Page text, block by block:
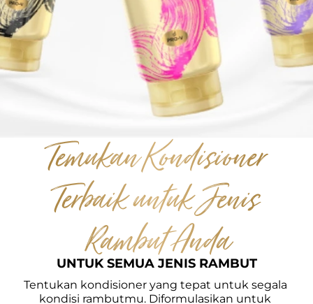
Temukan Kondisioner
Terbaik untuk Jenis
Rambut Anda
UNTUK SEMUA JENIS RAMBUT
Tentukan kondisioner yang tepat untuk segala
kondisi rambutmu. Diformulasikan untuk